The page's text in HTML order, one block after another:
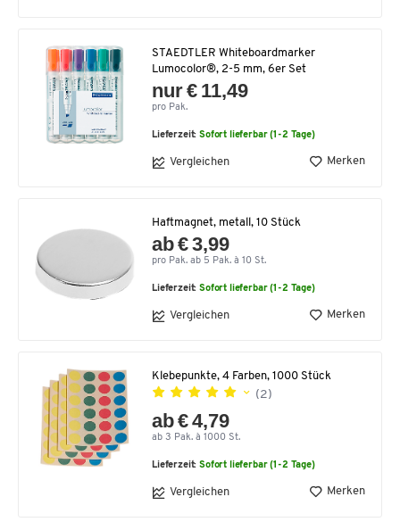
STAEDTLER Whiteboardmarker
Lumocolor®, 2-5 mm, 6er Set
nur € 11,49
pro Pak.
Lieferzeit:Sofort lieferbar (1-2 Tage)
Vergleichen Merken
Haftmagnet, metall, 10 Stück
ab € 3,99
pro Pak. ab 5 Pak. à 10 St.
Lieferzeit:Sofort lieferbar (1-2 Tage)
Vergleichen Merken
Klebepunkte, 4 Farben, 1000 Stück
(2)
ab € 4,79
ab 3 Pak. à 1000 St.
Lieferzeit:Sofort lieferbar (1-2 Tage)
Vergleichen Merken